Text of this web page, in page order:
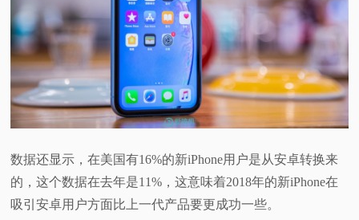
数据还显示，在美国有16%的新iPhone用户是从安卓转换来
的，这个数据在去年是11%，这意味着2018年的新iPhone在
吸引安卓用户方面比上一代产品要更成功一些。